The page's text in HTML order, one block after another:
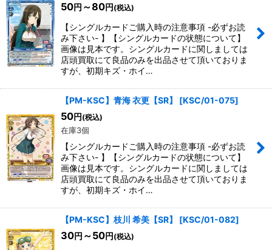
50円 ～80円 (税込)
【シングルカードご購入時の注意事項 -必ずお読
み下さい- 】【シングルカードの状態について】
画像は見本です。シングルカードに関しましては
店頭買取にて良品のみを出品させて頂いておりま
すが、初期キズ・ホイ…
【PM-KSC】青海 衣更【SR】 [KSC/01-075]
50円 (税込)
在庫3個
【シングルカードご購入時の注意事項 -必ずお読
み下さい- 】【シングルカードの状態について】
画像は見本です。シングルカードに関しましては
店頭買取にて良品のみを出品させて頂いておりま
すが、初期キズ・ホイ…
【PM-KSC】枝川 希美【SR】 [KSC/01-082]
30円 ～50円 (税込)